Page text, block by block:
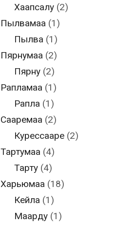
Хаапсалу (2)
Пылвамаа (1)
Пылва (1)
Пярнумаа (2)
Пярну (2)
Рапламаа (1)
Рапла (1)
Сааремаа (2)
Курессааре (2)
Тартумаа (4)
Тарту (4)
Харьюмаа (18)
Кейла (1)
Маарду (1)